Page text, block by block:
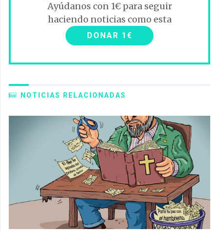
Ayúdanos con 1€ para seguir
haciendo noticias como esta
DONAR 1€
NOTICIAS RELACIONADAS